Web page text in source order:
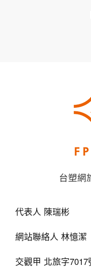
台塑網
代表人 陳瑞彬
網站聯絡人 林憶潔
交觀甲 北旅字7017